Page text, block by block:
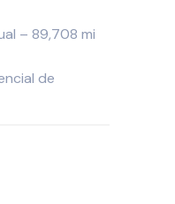
– 89,708 mi
de